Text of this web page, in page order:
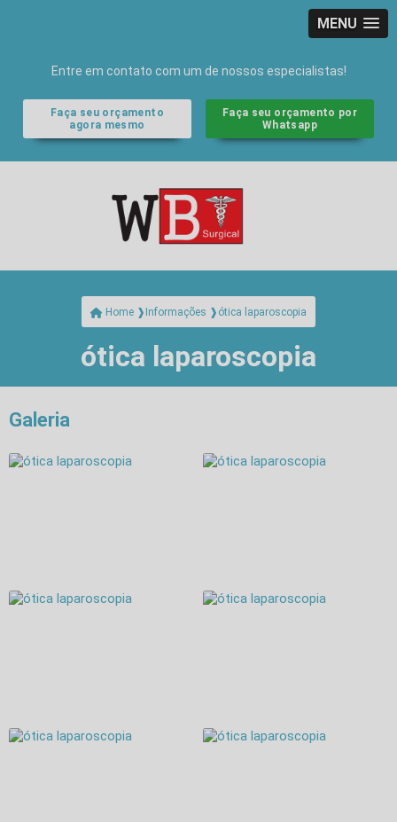
MENU
Entre em contato com um de nossos especialistas!
Faça seu orçamento
agora mesmo
Faça seu orçamento por
Whatsapp
Home ❱ Informações ❱ ótica laparoscopia
ótica laparoscopia
Galeria